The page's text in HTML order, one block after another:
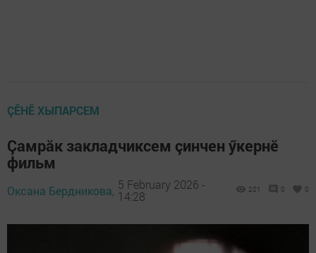
ÇӖНӖ ХЫПАРСЕМ
Çамрăк закладчиксем çинчен ӳкернӗ
фильм
Оксана Бердникова, 5 February 2026 -
14:28
201 0 0